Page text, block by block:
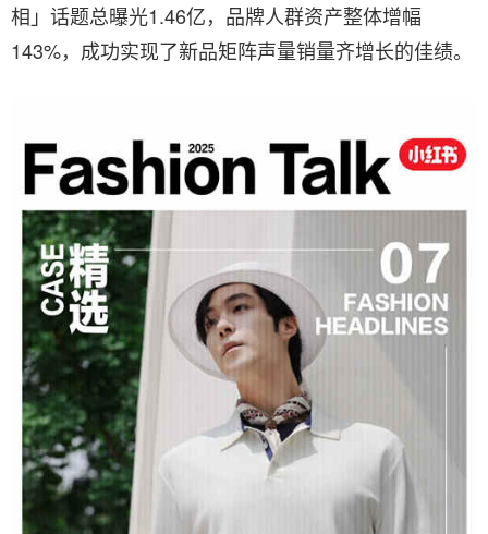
相」话题总曝光1.46亿，品牌人群资产整体增幅
143%，成功实现了新品矩阵声量销量齐增长的佳绩。